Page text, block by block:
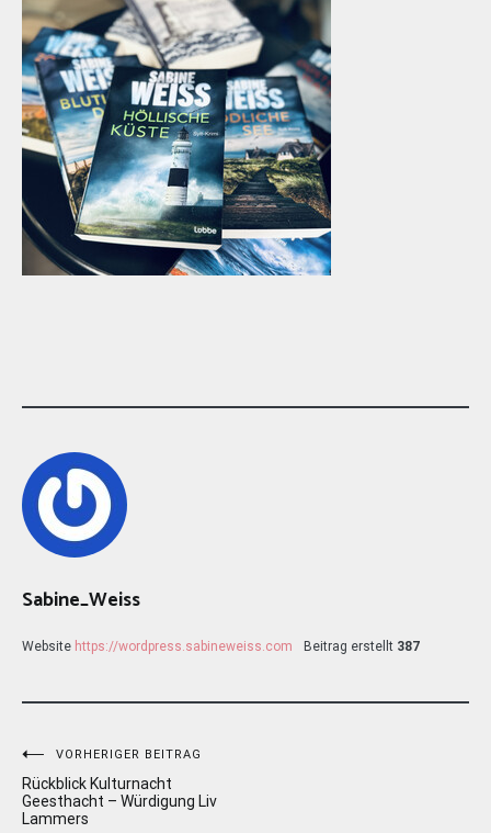
Sabine_Weiss
Website https://wordpress.sabineweiss.com Beitrag erstellt 387
Beitragsnavigation
VORHERIGER BEITRAG
Rückblick Kulturnacht
Geesthacht – Würdigung Liv
Lammers